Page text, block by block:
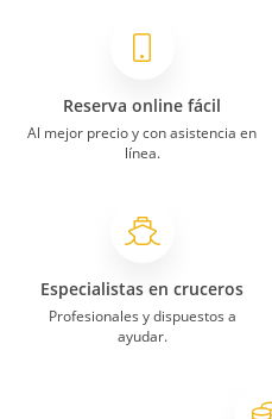
Reserva online fácil
Al mejor precio y con asistencia en
línea.
Especialistas en cruceros
Profesionales y dispuestos a
ayudar.